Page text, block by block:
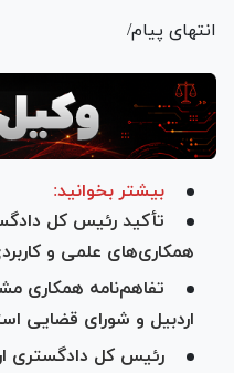
انتهای پیام/
بیشتر بخوانید:
تأکید رئیس‌ کل
همکاری‌های علمی و
تفاهم‌نامه همکاری
اردبیل و شورای قضایی
رئیس کل دادگستری